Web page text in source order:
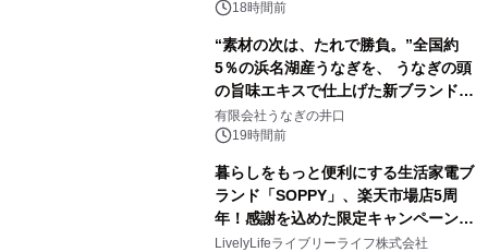
素泊りプラン
18時間前
“素材の次は、たれで勝負。”全国約
5％の浜名湖産うなぎを、 うなぎの頭
の旨味エキスで仕上げた新ブランド
「井口の誉」誕生
有限会社うなぎの井口
19時間前
暮らしをもっと便利にする生活家電ブ
ランド「SOPPY」、楽天市場店5周
年！感謝を込めた限定キャンペーンを
8月10日より開催
LivelyLifeライブリーライフ株式会社